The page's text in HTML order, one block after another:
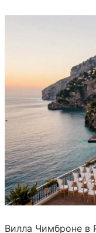
Вилла Чимброне в